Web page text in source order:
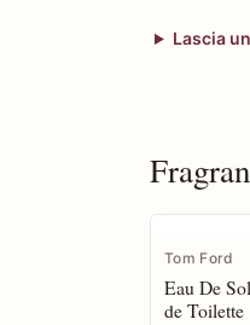
Lascia
Tom Ford
Eau De
de Toilette